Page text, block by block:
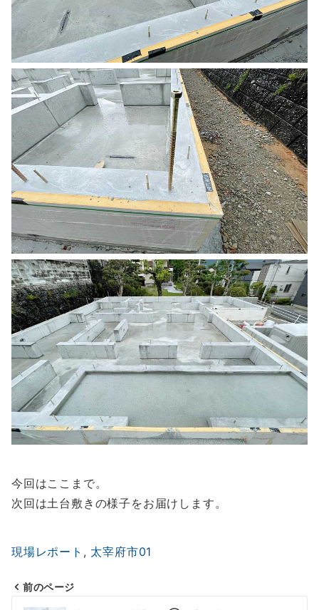
今回はここまで。
次回は土台敷きの様子をお届けします。
現場レポート , 太宰府市01
前のページ